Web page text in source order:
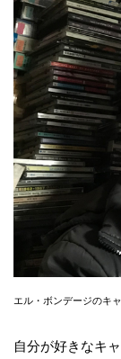
エル・ボンデージのキ
自分が好きなキ